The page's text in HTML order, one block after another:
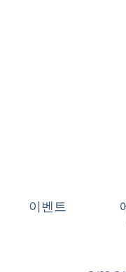
이벤트